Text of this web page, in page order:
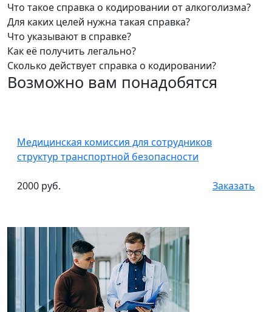
Что такое справка о кодировании от алкоголизма?
Для каких целей нужна такая справка?
Что указывают в справке?
Как её получить легально?
Сколько действует справка о кодировании?
Возможно вам понадобятся
Медицинская комиссия для сотрудников
структур транспортной безопасности
2000 руб. Заказать